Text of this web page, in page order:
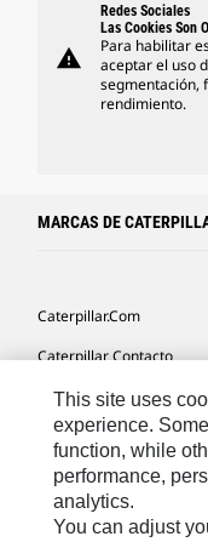
warning
Redes Sociales
Las Cookies Son
Para habilitar
aceptar el uso
segmentación,
rendimiento.
MARCAS DE
Caterpillar.com
Caterpillar Contacto
Mis Preferencias De
Site Map
Cookie Settings
Legal
This site uses
experience.
function, while
performance,
analytics.
You can adjust